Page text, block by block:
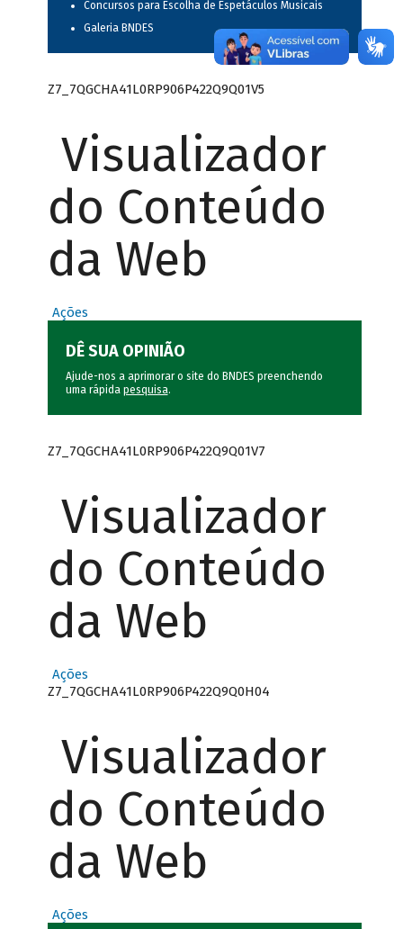
Concursos para Escolha de Espetáculos Musicais
Galeria BNDES
Z7_7QGCHA41L0RP906P422Q9Q01V5
Visualizador
do Conteúdo
da Web
Ações
DÊ SUA OPINIÃO
Ajude-nos a aprimorar o site do BNDES preenchendo
uma rápida pesquisa.
Z7_7QGCHA41L0RP906P422Q9Q01V7
Visualizador
do Conteúdo
da Web
Ações
Z7_7QGCHA41L0RP906P422Q9Q0H04
Visualizador
do Conteúdo
da Web
Ações